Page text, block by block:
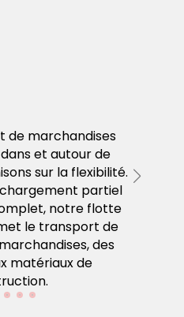
de marchandises
et autour de
sur la flexibilité.
chargement partiel
notre flotte
le transport de
des
matériaux de